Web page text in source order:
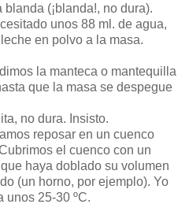
(¡blanda!, no dura).
unos 88 ml. de agua,
en polvo a la masa.
la manteca o mantequilla
que la masa se despegue
no dura. Insisto.
reposar en un cuenco
el cuenco con un
haya doblado su volumen
(un horno, por ejemplo). Yo
unos 25-30 ºC.